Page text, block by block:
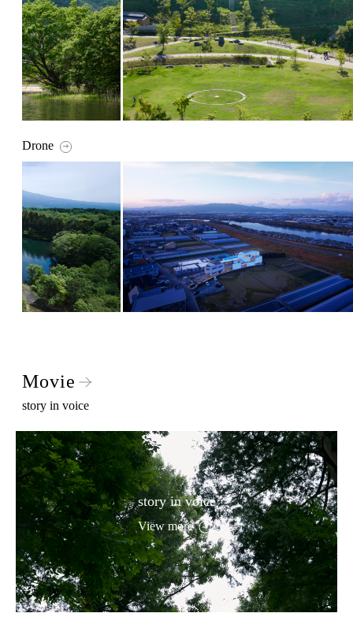
Drone
Movie
story in voice
story in voice
View more